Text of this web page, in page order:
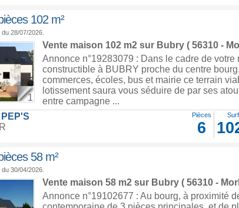
102 m²
28/07/2026.
1
Vente maison 102 m2 sur Bubry( 56310 -
Annonce n°19283079 : Dans le cadre de votre
constructible à BUBRY proche du centre
commerces, écoles, bus et mairie ce terrain
lotissement saura vous séduire de par ses
entre campagne ...
PEP'S
Pièces
6
58 m²
30/04/2026.
Vente maison 58 m2 sur Bubry( 56310 -
Annonce n°19102677 : Au bourg, à proximité